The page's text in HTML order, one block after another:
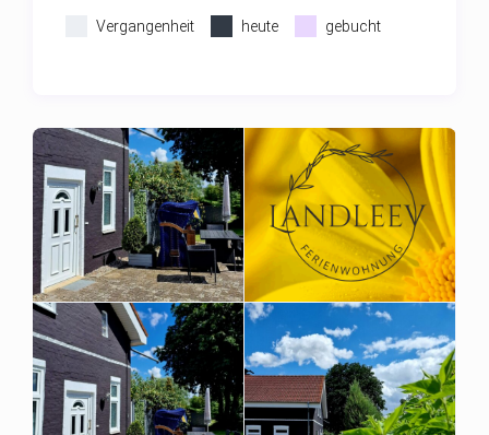
mit Aufpreis
Vergangenheit heute gebucht